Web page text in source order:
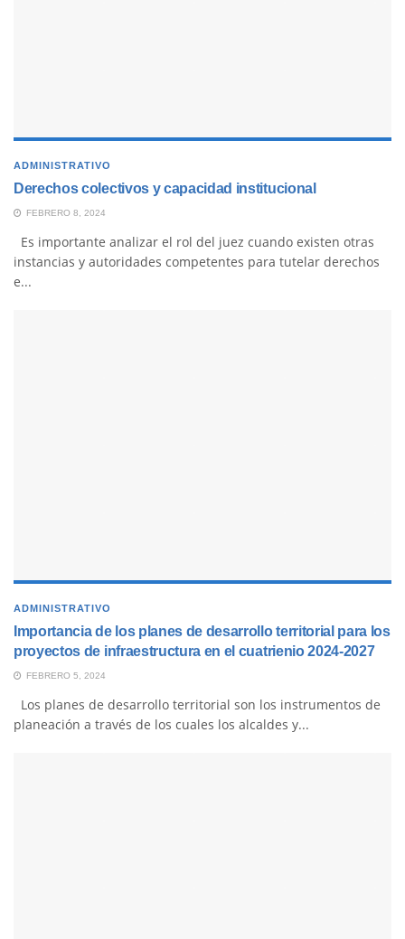
ADMINISTRATIVO
Derechos colectivos y capacidad institucional
FEBRERO 8, 2024
Es importante analizar el rol del juez cuando existen otras
instancias y autoridades competentes para tutelar derechos
e...
ADMINISTRATIVO
Importancia de los planes de desarrollo territorial para los
proyectos de infraestructura en el cuatrienio 2024-2027
FEBRERO 5, 2024
Los planes de desarrollo territorial son los instrumentos de
planeación a través de los cuales los alcaldes y...